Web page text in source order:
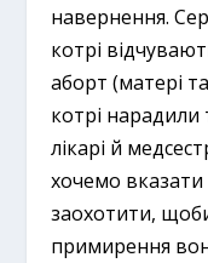
навернення.
котрі
аборт (матері
котрі нарадили
лікарі й
хочемо вказати
заохотити,
примирення